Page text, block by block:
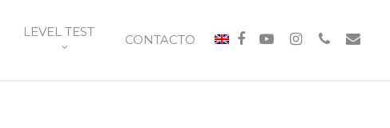
LEVEL TEST
CONTACTO